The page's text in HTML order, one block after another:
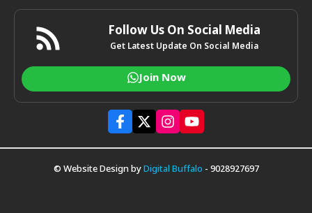
Follow Us On Social Media
Get Latest Update On Social Media
Join Now
© Website Design byDigital Buffalo - 9028927697